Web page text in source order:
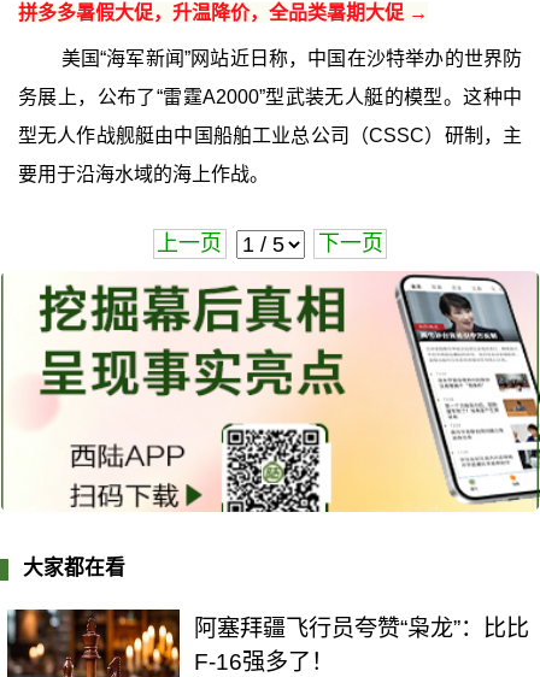
拼多多暑假大促，升温降价，全品类暑期大促 →
美国“海军新闻”网站近日称，中国在沙特举办的世界防
务展上，公布了“雷霆A2000”型武装无人艇的模型。这种中
型无人作战舰艇由中国船舶工业总公司（CSSC）研制，主
要用于沿海水域的海上作战。
上一页 下一页
大家都在看
阿塞拜疆飞行员夸赞“枭龙”：比比
F-16强多了！